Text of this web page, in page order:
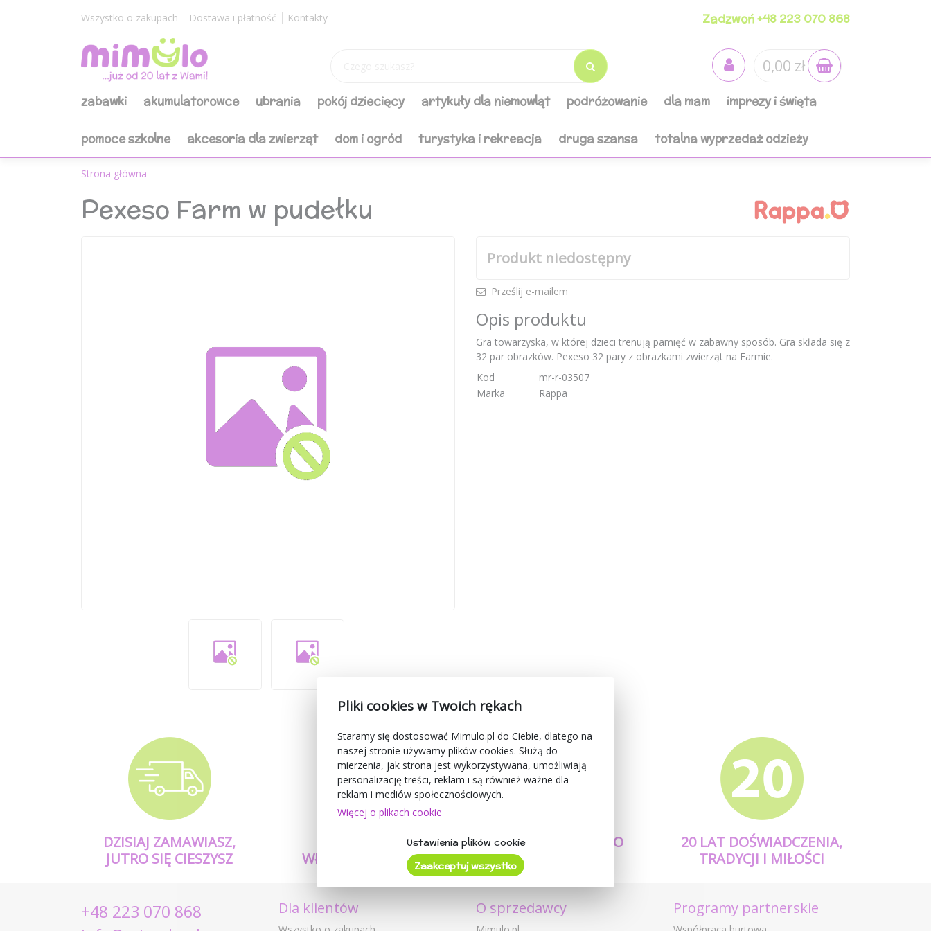
Wszystko o zakupach Dostawa i płatność Kontakty Zadzwoń +48 223 070 868
0,00 zł
zabawki akumulatorowce ubrania pokój dziecięcy artykuły dla niemowląt podróżowanie dla mam imprezy i święta
pomoce szkolne akcesoria dla zwierząt dom i ogród turystyka i rekreacja druga szansa totalna wyprzedaż odzieży
Strona główna
Pexeso Farm w pudełku
Produkt niedostępny
Prześlij e-mailem
Opis produktu
Gra towarzyska, w której dzieci trenują pamięć w zabawny sposób. Gra składa się z
32 par obrazków. Pexeso 32 pary z obrazkami zwierząt na Farmie.
Kod
mr-r-03507
Marka
Rappa
DZISIAJ ZAMAWIASZ,
JUTRO SIĘ CIESZYSZ
WŁASNE PRODUKTY
BEZPIECZEŃSTWO
20 LAT DOŚWIADCZENIA,
TRADYCJI I MIŁOŚCI
+48 223 070 868
Dla klientów O sprzedawcy Programy partnerskie
Pliki cookies w Twoich rękach
Staramy się dostosować Mimulo.pl do Ciebie, dlatego na
naszej stronie używamy plików cookies. Służą do
mierzenia, jak strona jest wykorzystywana, umożliwiają
personalizację treści, reklam i są również ważne dla
reklam i mediów społecznościowych.
Więcej o plikach cookie
Ustawienia plików cookie
Zaakceptuj wszystko